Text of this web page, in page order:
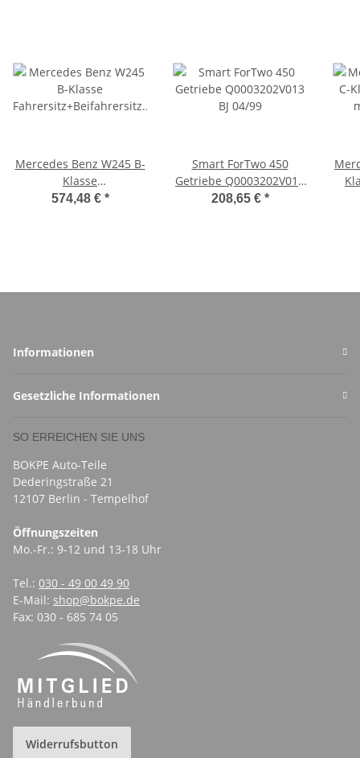
Mercedes Benz W245 B-
Klasse
Fahrersitz+Beifahrersitz
574,48 € *
Smart ForTwo 450
Getriebe Q0003202V013
BJ 04/99
208,65 € *
Informationen
Gesetzliche Informationen
SO ERREICHEN SIE UNS
BOKPE Auto-Teile
Dederingstraße 21
12107 Berlin - Tempelhof
Öffnungszeiten
Mo.-Fr.: 9-12 und 13-18 Uhr
Tel.: 030 - 49 00 49 90
E-Mail: shop@bokpe.de
Fax: 030 - 685 74 05
Widerrufsbutton